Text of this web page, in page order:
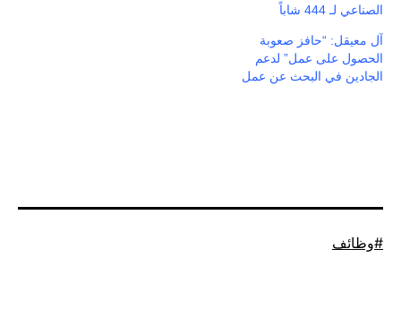
الصناعي لـ 444 شاباً
آل معيقل: “حافز صعوبة
الحصول على عمل” لدعم
الجادين في البحث عن عمل
موسوم
وظائف